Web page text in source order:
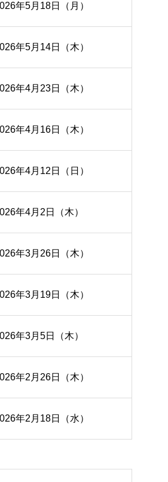
年5月18日（月）
年5月14日（木）
年4月23日（木）
年4月16日（木）
年4月12日（日）
年4月2日（木）
年3月26日（木）
年3月19日（木）
年3月5日（木）
年2月26日（木）
年2月18日（水）